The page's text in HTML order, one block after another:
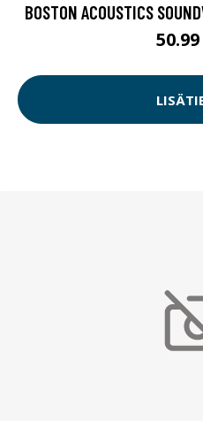
BOSTON ACOUSTICS